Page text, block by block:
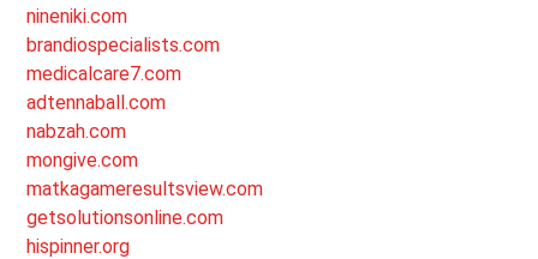
nineniki.com
brandiospecialists.com
medicalcare7.com
adtennaball.com
nabzah.com
mongive.com
matkagameresultsview.com
getsolutionsonline.com
hispinner.org